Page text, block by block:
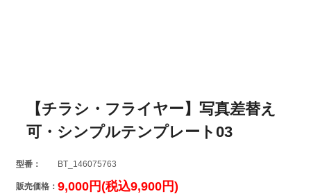
【チラシ・フライヤー】写真差替え
可・シンプルテンプレート03
型番： BT_146075763
販売価格： 9,000円(税込9,900円)